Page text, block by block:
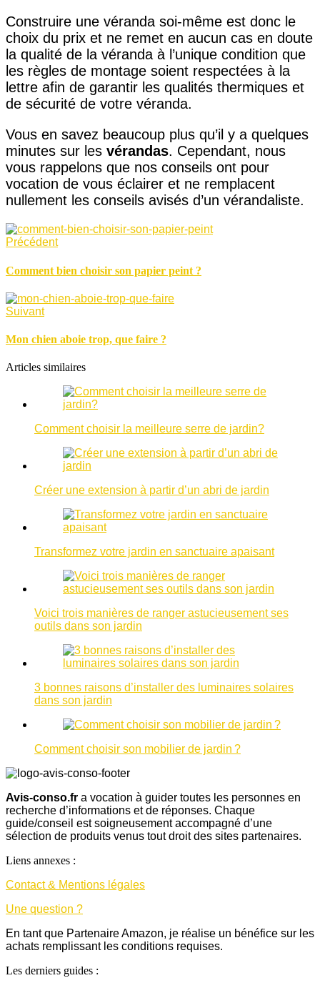
Construire une véranda soi-même est donc le
choix du prix et ne remet en aucun cas en doute
la qualité de la véranda à l’unique condition que
les règles de montage soient respectées à la
lettre afin de garantir les qualités thermiques et
de sécurité de votre véranda.
Vous en savez beaucoup plus qu’il y a quelques
minutes sur les vérandas. Cependant, nous
vous rappelons que nos conseils ont pour
vocation de vous éclairer et ne remplacent
nullement les conseils avisés d’un vérandaliste.
Précédent
Comment bien choisir son papier peint ?
Suivant
Mon chien aboie trop, que faire ?
Articles similaires
Comment choisir la meilleure serre de jardin?
Créer une extension à partir d’un abri de jardin
Transformez votre jardin en sanctuaire apaisant
Voici trois manières de ranger astucieusement ses
outils dans son jardin
3 bonnes raisons d’installer des luminaires solaires
dans son jardin
Comment choisir son mobilier de jardin ?
Avis-conso.fr a vocation à guider toutes les personnes en
recherche d’informations et de réponses. Chaque
guide/conseil est soigneusement accompagné d’une
sélection de produits venus tout droit des sites partenaires.
Liens annexes :
Contact & Mentions légales
Une question ?
En tant que Partenaire Amazon, je réalise un bénéfice sur les
achats remplissant les conditions requises.
Les derniers guides :